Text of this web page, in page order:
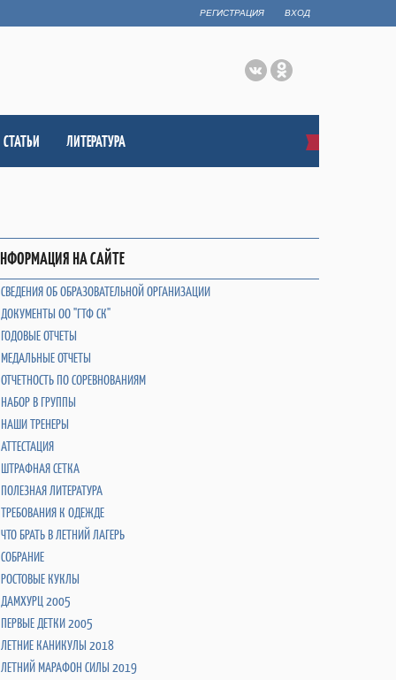
РЕГИСТРАЦИЯ ВХОД
СТАТЬИ ЛИТЕРАТУРА
НА САЙТЕ
СВЕДЕНИЯ ОБ ОБРАЗОВАТЕЛЬНОЙ ОРГАНИЗАЦИИ
ДОКУМЕНТЫ ОО "ГТФ СК"
ГОДОВЫЕ ОТЧЕТЫ
МЕДАЛЬНЫЕ ОТЧЕТЫ
ОТЧЕТНОСТЬ ПО СОРЕВНОВАНИЯМ
НАБОР В ГРУППЫ
НАШИ ТРЕНЕРЫ
АТТЕСТАЦИЯ
ШТРАФНАЯ СЕТКА
ПОЛЕЗНАЯ ЛИТЕРАТУРА
ТРЕБОВАНИЯ К ОДЕЖДЕ
ЧТО БРАТЬ В ЛЕТНИЙ ЛАГЕРЬ
СОБРАНИЕ
РОСТОВЫЕ КУКЛЫ
ДАМХУРЦ 2005
ПЕРВЫЕ ДЕТКИ 2005
ЛЕТНИЕ КАНИКУЛЫ 2018
ЛЕТНИЙ МАРАФОН СИЛЫ 2019